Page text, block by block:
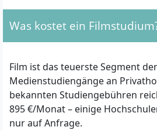
Was kostet ein
Film ist das teuerste Segment der
Medienstudiengänge an
bekannten Studiengebühren
895 €/Monat – einige
nur auf Anfrage.